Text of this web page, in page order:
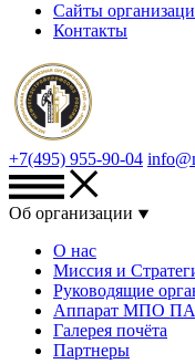
Сайты
Контакты
+7(495) 955-90-04
Об организации
О нас
Миссия и
Руководящие
Аппарат МПО
Галерея почёта
Партнеры